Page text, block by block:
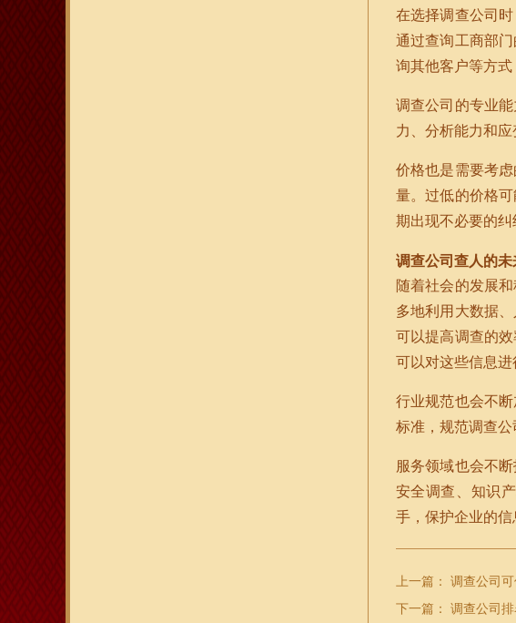
在选择调查公司
通过查询工商部
询其他客户等方式
调查公司的专业
力、分析能力和
价格也是需要考
量。过低的价格
期出现不必要的纠
调查公司查人的
随着社会的发展
多地利用大数据
可以提高调查的
可以对这些信息进
行业规范也会不
标准，规范调查公
服务领域也会不
安全调查、知识
手，保护企业的信
上一篇：
调查公司
下一篇：
调查公司